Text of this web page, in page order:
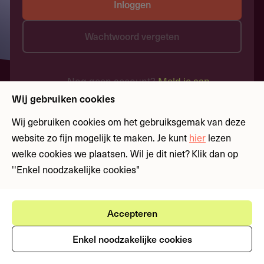
Inloggen
Wachtwoord vergeten
Nog geen account?Meld je aan
Wij gebruiken cookies
Wij gebruiken cookies om het gebruiksgemak van deze
website zo fijn mogelijk te maken. Je kunt hier lezen
welke cookies we plaatsen. Wil je dit niet? Klik dan op
''Enkel noodzakelijke cookies"
Accepteren
Enkel noodzakelijke cookies